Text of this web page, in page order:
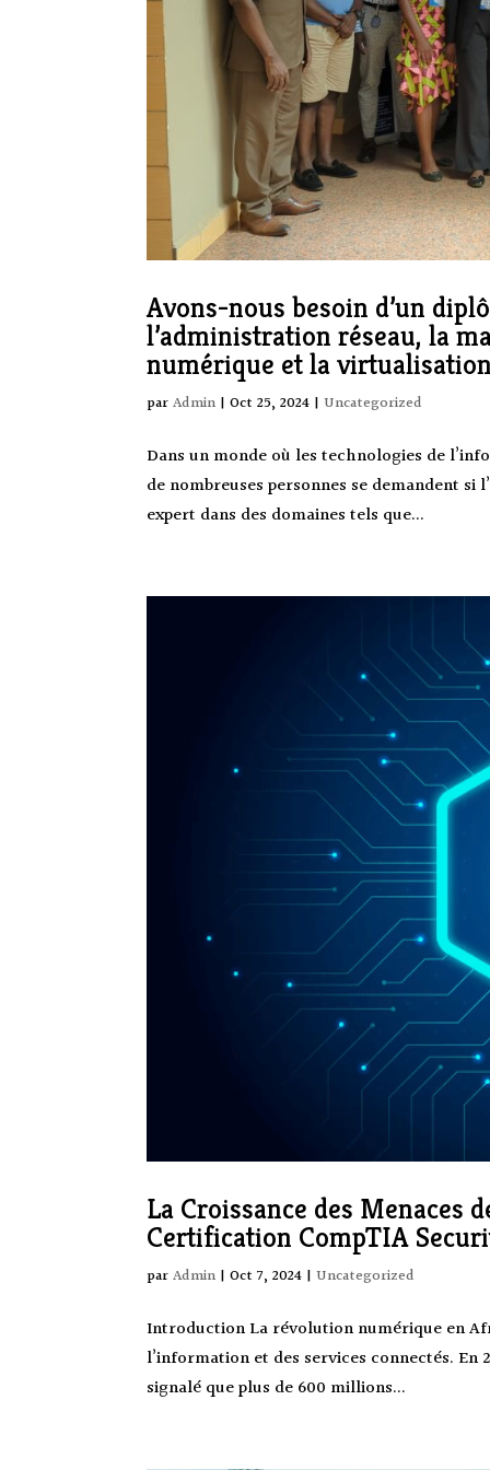
Avons-nous besoin d’un
l’administration réseau, la
numérique et la
parAdmin |Oct 25, 2024 |Uncategorized
Dans un monde où les technologies de
de nombreuses personnes se demandent
expert dans des domaines tels que...
La Croissance des Menaces
Certification CompTIA
parAdmin |Oct 7, 2024 |Uncategorized
Introduction La révolution numérique en
l’information et des services connectés.
signalé que plus de 600 millions...